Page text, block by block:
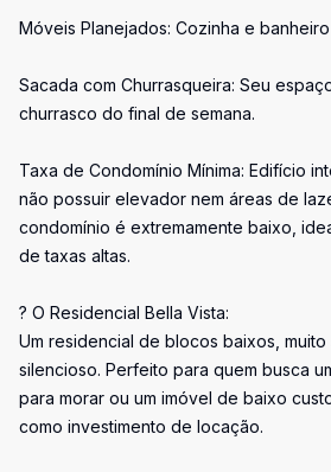
Móveis Planejados: Cozinha e
Sacada com Churrasqueira: Seu
churrasco do final de semana.
Taxa de Condomínio Mínima: Edifício
não possuir elevador nem áreas de
condomínio é extremamente baixo,
de taxas altas.
? O Residencial Bella Vista:
Um residencial de blocos baixos,
silencioso. Perfeito para quem busca
para morar ou um imóvel de baixo
como investimento de locação.